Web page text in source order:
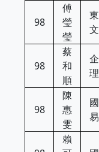
98
傅
瑩
瑩
98
蔡
和
順
98
陳
惠
雯
賴